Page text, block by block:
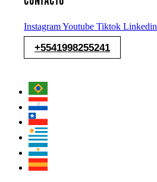
InstagramYoutube Tiktok Linkedin
+5541998255241